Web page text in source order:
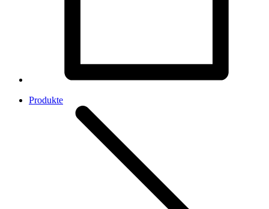
Produkte